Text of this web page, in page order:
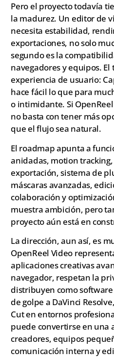
Pero el proyecto todavía
la madurez. Un editor de
necesita estabilidad,
exportaciones, no solo
segundo es la
navegadores y equipos. El
experiencia de usuario:
hace fácil lo que para
o intimidante. Si
no basta con tener más
que el flujo sea natural.
El roadmap apunta a
anidadas, motion
exportación, sistema de
máscaras avanzadas,
colaboración y
muestra ambición, pero
proyecto aún está en
La dirección, aun así, es
OpenReel Video
aplicaciones creativas
navegador, respetan la
distribuyen como
de golpe a DaVinci
Cut en entornos
puede convertirse en una
creadores, equipos
comunicación interna y